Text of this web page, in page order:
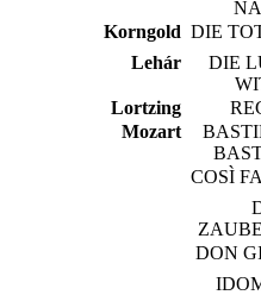
Korngold DIE
Lehár
DIE
Lortzing
Mozart
COSÌ
DON